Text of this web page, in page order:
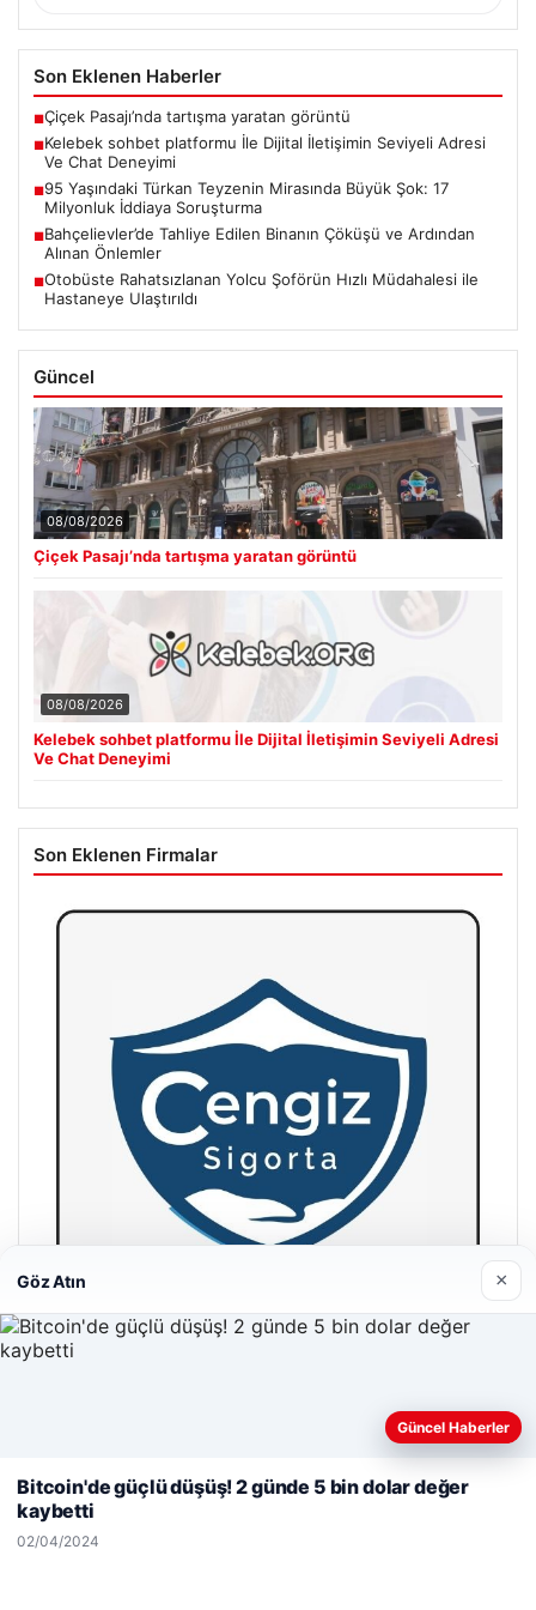
Son Eklenen Haberler
■Çiçek Pasajı’nda tartışma yaratan görüntü
■Kelebek sohbet platformu İle Dijital İletişimin Seviyeli Adresi
Ve Chat Deneyimi
■95 Yaşındaki Türkan Teyzenin Mirasında Büyük Şok: 17
Milyonluk İddiaya Soruşturma
■Bahçelievler’de Tahliye Edilen Binanın Çöküşü ve Ardından
Alınan Önlemler
■Otobüste Rahatsızlanan Yolcu Şoförün Hızlı Müdahalesi ile
Hastaneye Ulaştırıldı
Güncel
08/08/2026
Çiçek Pasajı’nda tartışma yaratan görüntü
08/08/2026
Kelebek sohbet platformu İle Dijital İletişimin Seviyeli Adresi
Ve Chat Deneyimi
Son Eklenen Firmalar
Web sitemizi nasıl kullandığınızı daha iyi anlayabilmek,
kullanıyoruz.Çerez Politikamız
Göz Atın ×
Güncel Haberler
Bitcoin'de güçlü düşüş! 2 günde 5 bin dolar değer
kaybetti
02/04/2024